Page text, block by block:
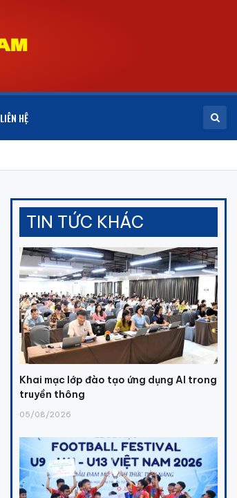
LIÊN HỆ
TIN TỨC KHÁC
Khai mạc lớp đào tạo ứng dụng AI trong
truyền thông
05/08/2026